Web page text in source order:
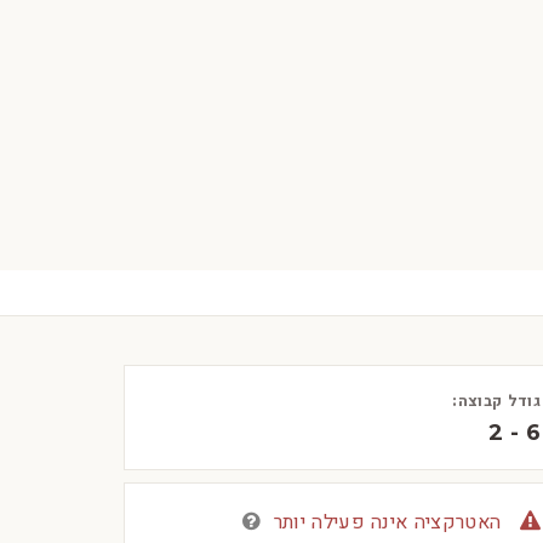
גודל קבוצה:
2 - 6
האטרקציה אינה פעילה יותר